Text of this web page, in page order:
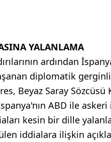
YALANLAMA
ardından
diplomatik
Beyaz Saray
ABD ile
kesin bir dille
iddialara ilişkin